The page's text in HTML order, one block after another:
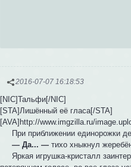
2016-07-07 16:18:53
[NIC]Тальфи[/NIC]
[STA]Лишённый её гласа[/STA]
[AVA]http://www.imgzilla.ru/
При приближении единорожки
— Да... — тихо хныкнул
Яркая игрушка-кристалл